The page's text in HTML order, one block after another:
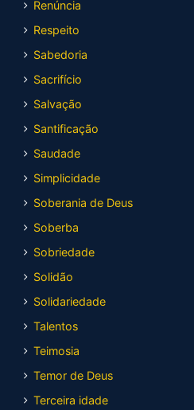
Renúncia
Respeito
Sabedoria
Sacrifício
Salvação
Santificação
Saudade
Simplicidade
Soberania de Deus
Soberba
Sobriedade
Solidão
Solidariedade
Talentos
Teimosia
Temor de Deus
Terceira idade